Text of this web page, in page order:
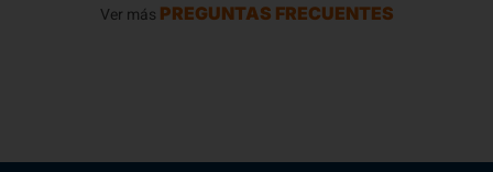
Ver más PREGUNTAS FRECUENTES